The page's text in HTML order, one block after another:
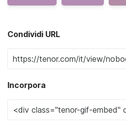
Condividi URL
Incorpora